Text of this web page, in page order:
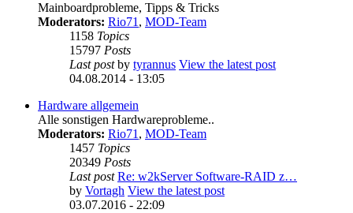
Mainboardprobleme, Tipps & Tricks
Moderators: Rio71, MOD-Team
1158 Topics
15797 Posts
Last postby tyrannus View the latest post
04.08.2014 - 13:05
Hardware allgemein
Alle sonstigen Hardwareprobleme..
Moderators: Rio71, MOD-Team
1457 Topics
20349 Posts
Last post Re: w2kServer Software-RAID z…
by Vortagh View the latest post
03.07.2016 - 22:09